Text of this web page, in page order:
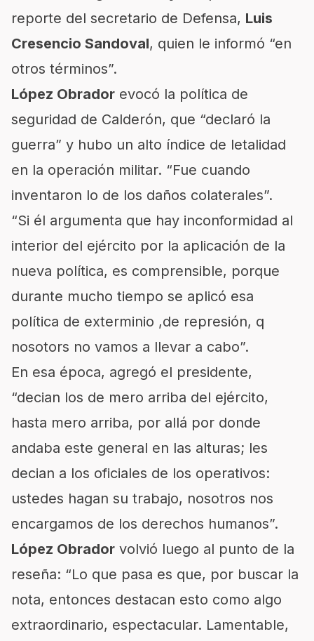
reporte del secretario de Defensa, Luis
Cresencio Sandoval, quien le informó “en
otros términos”.
López Obrador evocó la política de
seguridad de Calderón, que “declaró la
guerra” y hubo un alto índice de letalidad
en la operación militar. “Fue cuando
inventaron lo de los daños colaterales”.
“Si él argumenta que hay inconformidad al
interior del ejército por la aplicación de la
nueva política, es comprensible, porque
durante mucho tiempo se aplicó esa
política de exterminio ,de represión, q
nosotors no vamos a llevar a cabo”.
En esa época, agregó el presidente,
“decian los de mero arriba del ejército,
hasta mero arriba, por allá por donde
andaba este general en las alturas; les
decian a los oficiales de los operativos:
ustedes hagan su trabajo, nosotros nos
encargamos de los derechos humanos”.
López Obrador volvió luego al punto de la
reseña: “Lo que pasa es que, por buscar la
nota, entonces destacan esto como algo
extraordinario, espectacular. Lamentable,